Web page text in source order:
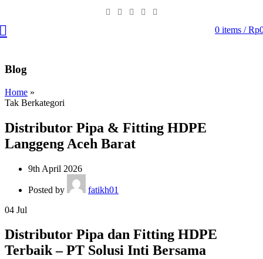
0 items / Rp
Blog
Home »
Tak Berkategori
Distributor Pipa & Fitting HDPE
Langgeng Aceh Barat
9th April 2026
Posted by
fatikh01
04 Jul
Distributor Pipa dan Fitting HDPE
Terbaik – PT Solusi Inti Bersama